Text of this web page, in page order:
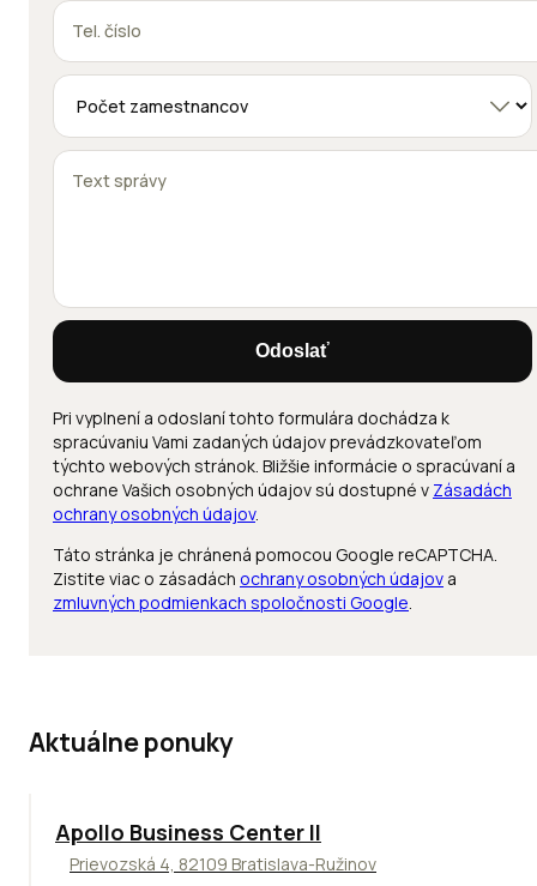
Odoslať
Pri vyplnení a odoslaní tohto formulára dochádza k
spracúvaniu Vami zadaných údajov prevádzkovateľom
týchto webových stránok. Bližšie informácie o spracúvaní a
ochrane Vašich osobných údajov sú dostupné v Zásadách
ochrany osobných údajov.
Táto stránka je chránená pomocou Google reCAPTCHA.
Zistite viac o zásadách ochrany osobných údajov a
zmluvných podmienkach spoločnosti Google.
Aktuálne ponuky
TOP NOVINKA ODPORÚČAME
Apollo Business Center II
Prievozská 4, 82109 Bratislava-Ružinov